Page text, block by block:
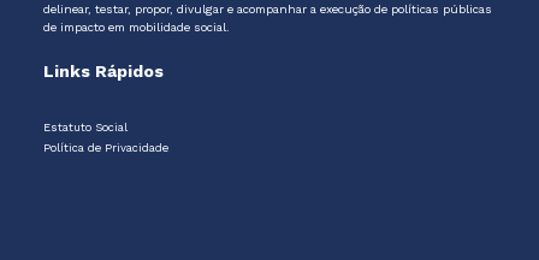
delinear, testar, propor, divulgar e acompanhar a execução de políticas públicas
de impacto em mobilidade social.
Links Rápidos
Estatuto Social
Política de Privacidade